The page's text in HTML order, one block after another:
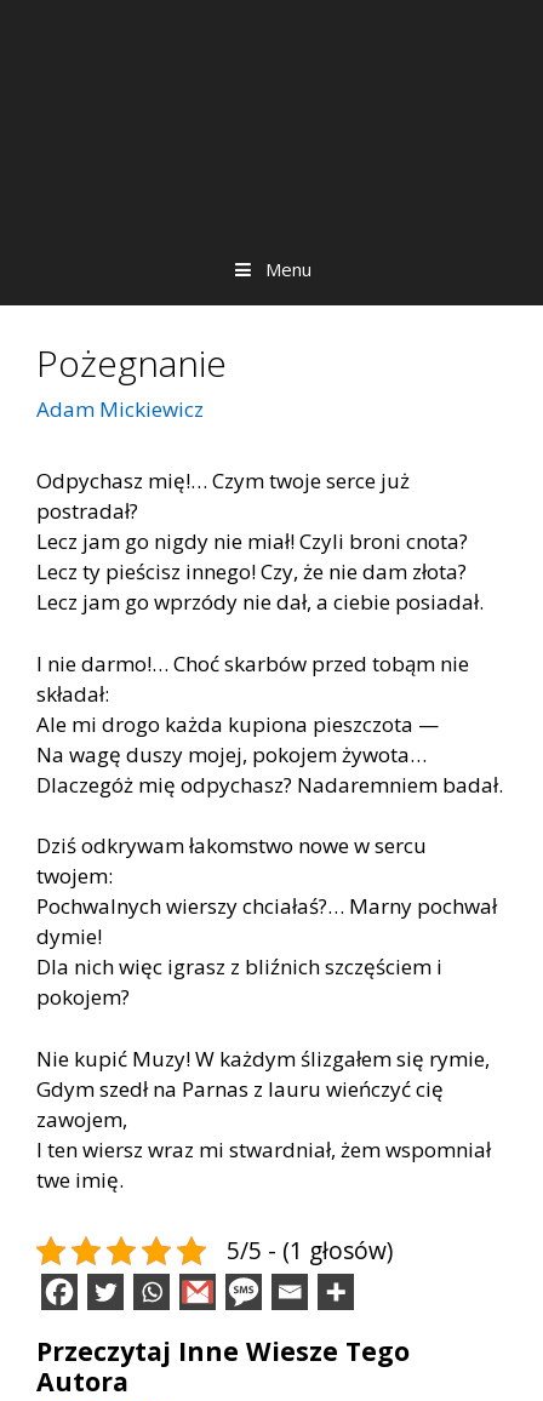
Menu
Pożegnanie
Adam Mickiewicz
Odpychasz mię!… Czym twoje serce już
postradał?
Lecz jam go nigdy nie miał! Czyli broni cnota?
Lecz ty pieścisz innego! Czy, że nie dam złota?
Lecz jam go wprzódy nie dał, a ciebie posiadał.
I nie darmo!… Choć skarbów przed tobąm nie
składał:
Ale mi drogo każda kupiona pieszczota —
Na wagę duszy mojej, pokojem żywota…
Dlaczegóż mię odpychasz? Nadaremniem badał.
Dziś odkrywam łakomstwo nowe w sercu
twojem:
Pochwalnych wierszy chciałaś?… Marny pochwał
dymie!
Dla nich więc igrasz z bliźnich szczęściem i
pokojem?
Nie kupić Muzy! W każdym ślizgałem się rymie,
Gdym szedł na Parnas z lauru wieńczyć cię
zawojem,
I ten wiersz wraz mi stwardniał, żem wspomniał
twe imię.
5/5 - (1 głosów)
Przeczytaj Inne Wiesze Tego
Autora